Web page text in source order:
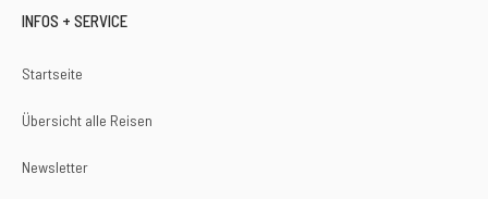
INFOS + SERVICE
Startseite
Übersicht alle Reisen
Newsletter